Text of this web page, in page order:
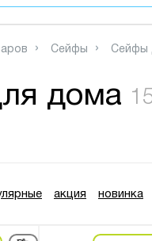
Сейфы Сейфы
дома
акция новинка